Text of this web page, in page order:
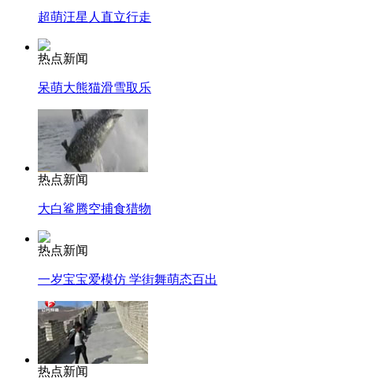
超萌汪星人直立行走
热点新闻
呆萌大熊猫滑雪取乐
热点新闻
大白鲨腾空捕食猎物
热点新闻
一岁宝宝爱模仿 学街舞萌态百出
热点新闻